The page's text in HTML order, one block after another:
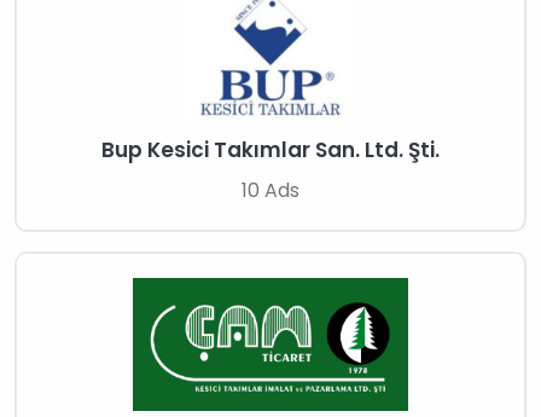
Bup Kesici Takımlar San. Ltd. Şti.
10 Ads